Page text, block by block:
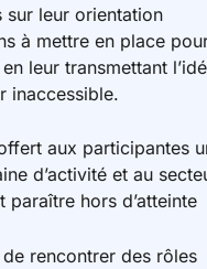
sur leur orientation
à mettre en place
leur transmettant
inaccessible.
aux participantes
d’activité et au
hors d’atteinte
rencontrer des rôles